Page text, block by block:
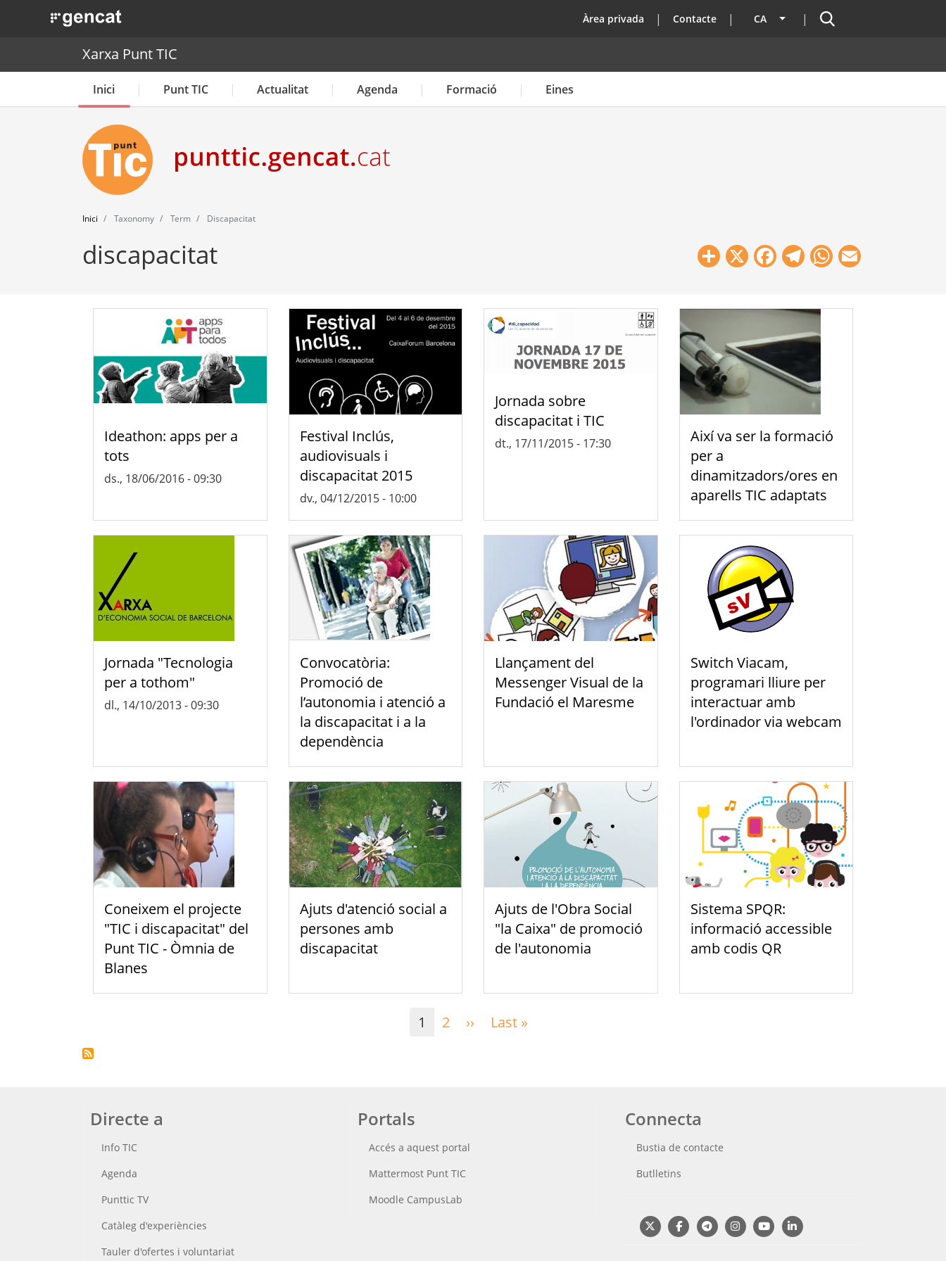
. Obre en una nova finestra. top
Àrea privada Contacte CA Llista les accions addicionals
Cercador
Xarxa Punt TIC
Inici Punt TIC Actualitat Agenda Formació Eines
Inici Taxonomy Term Discapacitat
discapacitat Share
X Facebook
Telegram
WhatsApp
Ideathon: apps per a
tots
ds., 18/06/2016 - 09:30
Festival Inclús,
audiovisuals i
discapacitat 2015
dv., 04/12/2015 - 10:00
Jornada sobre
discapacitat i TIC
dt., 17/11/2015 - 17:30
Així va ser la formació
per a
dinamitzadors/ores en
aparells TIC adaptats
Jornada "Tecnologia
per a tothom"
dl., 14/10/2013 - 09:30
Convocatòria:
Promoció de
l’autonomia i atenció a
la discapacitat i a la
dependència
Llançament del
Messenger Visual de la
Fundació el Maresme
Switch Viacam,
programari lliure per
interactuar amb
l'ordinador via webcam
Coneixem el projecte
"TIC i discapacitat" del
Punt TIC - Òmnia de
Blanes
Ajuts d'atenció social a
persones amb
discapacitat
Ajuts de l'Obra Social
"la Caixa" de promoció
de l'autonomia
Sistema SPQR:
informació accessible
amb codis QR
1 2 ›› Pàgina
Last »
Directe a
Info TIC
Agenda
Punttic TV
Catàleg d'experiències
Tauler d'ofertes i voluntariat
Portals
Accés a aquest portal
Mattermost Punt TIC
Moodle CampusLab
Connecta
Bustia de contacte
Butlletins